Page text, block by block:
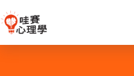
至
主